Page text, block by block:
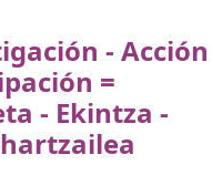
- Acción
=
- Ekintza -